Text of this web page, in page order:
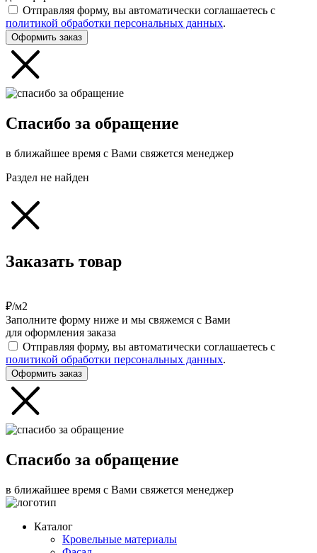
Отправляя форму, вы автоматически соглашаетесь с
политикой обработки персональных данных.
Оформить заказ
Спасибо за обращение
в ближайшее время с Вами свяжется менеджер
Раздел не найден
Заказать товар
₽/м2
Заполните форму ниже и мы свяжемся с Вами
для оформления заказа
Отправляя форму, вы автоматически соглашаетесь с
политикой обработки персональных данных.
Оформить заказ
Спасибо за обращение
в ближайшее время с Вами свяжется менеджер
Каталог
Кровельные материалы